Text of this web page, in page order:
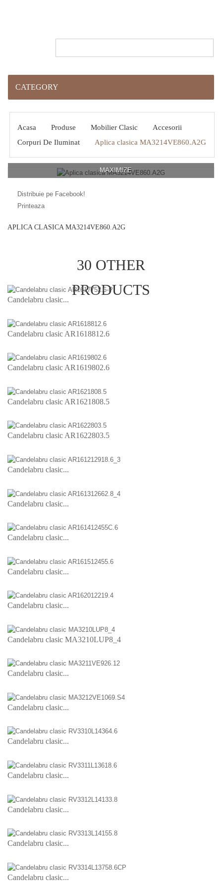
CATEGORY
Acasa Produse Mobilier Clasic
Accesorii
Corpuri De Iluminat
Aplica clasica MA3214VE860.A2G
MAXIMIZE
Distribuie pe Facebook!
Printeaza
APLICA CLASICA MA3214VE860.A2G
30 OTHER
PRODUCTS
Candelabru clasic...
Candelabru clasic AR1618812.6
Candelabru clasic AR1619802.6
Candelabru clasic AR1621808.5
Candelabru clasic AR1622803.5
Candelabru clasic...
Candelabru clasic...
Candelabru clasic...
Candelabru clasic...
Candelabru clasic...
Candelabru clasic MA3210LUP8_4
Candelabru clasic...
Candelabru clasic...
Candelabru clasic...
Candelabru clasic...
Candelabru clasic...
Candelabru clasic...
Candelabru clasic...